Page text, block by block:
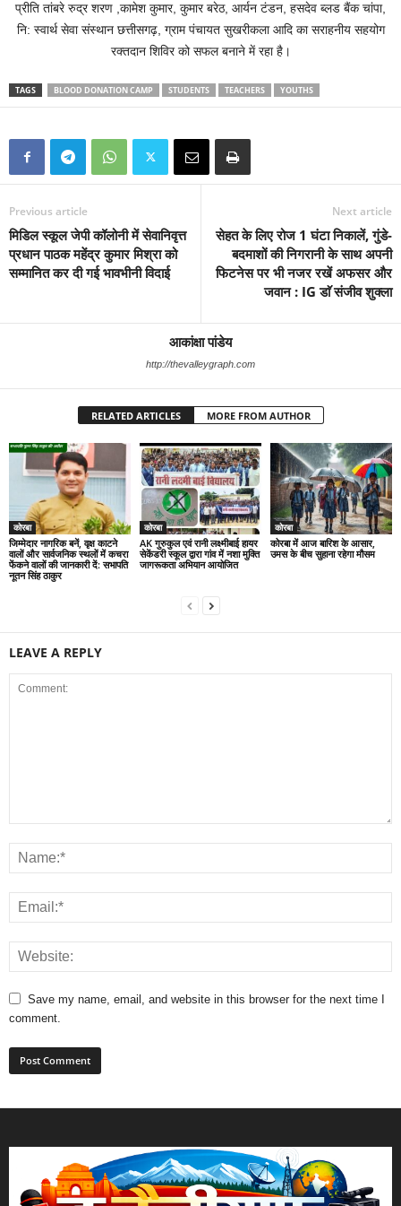
प्रीति तांबरे रुद्र शरण ,कामेश कुमार, कुमार बरेठ, आर्यन टंडन, हसदेव ब्लड बैंक चांपा,
नि: स्वार्थ सेवा संस्थान छत्तीसगढ़, ग्राम पंचायत सुखरीकला आदि का सराहनीय सहयोग
रक्तदान शिविर को सफल बनाने में रहा है।
TAGS BLOOD DONATION CAMP STUDENTS TEACHERS YOUTHS
Previous article
मिडिल स्कूल जेपी कॉलोनी में सेवानिवृत्त
प्रधान पाठक महेंद्र कुमार मिश्रा को
सम्मानित कर दी गई भावभीनी विदाई
Next article
सेहत के लिए रोज 1 घंटा निकालें, गुंडे-
बदमाशों की निगरानी के साथ अपनी
फिटनेस पर भी नजर रखें अफसर और
जवान : IG डाॅ संजीव शुक्ला
आकांक्षा पांडेय
http://thevalleygraph.com
RELATED ARTICLES MORE FROM AUTHOR
कोरबा
जिम्मेदार नागरिक बनें, वृक्ष काटने
वालों और सार्वजनिक स्थलों में कचरा
फेंकने वालों की जानकारी दें: सभापति
नूतन सिंह ठाकुर
कोरबा
AK गुरुकुल एवं रानी लक्ष्मीबाई हायर
सेकेंडरी स्कूल द्वारा गांव में नशा मुक्ति
जागरूकता अभियान आयोजित
कोरबा
कोरबा में आज बारिश के आसार,
उमस के बीच सुहाना रहेगा मौसम
LEAVE A REPLY
Save my name, email, and website in this browser for the next time I
comment.